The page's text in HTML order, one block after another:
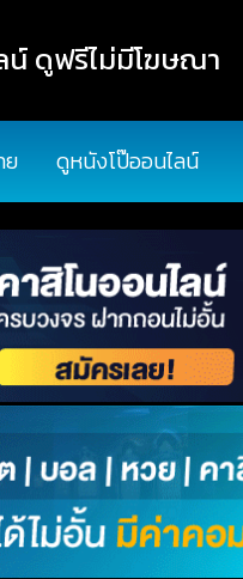
น์ ดูฟรีไม่มีโฆษณา
ย ดูหนังโป๊ออนไลน์